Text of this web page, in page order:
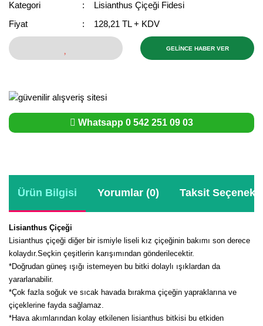
Kategori
Lisianthus Çiçeği Fidesi
Fiyat
128,21 TL + KDV
GELİNCE HABER VER
Whatsapp 0 542 251 09 03
Ürün Bilgisi Yorumlar (0) Taksit
Lisianthus Çiçeği
Lisianthus çiçeği diğer bir ismiyle liseli kız çiçeğinin bakımı son derece
kolaydır.Seçkin çeşitlerin karışımından gönderilecektir.
*Doğrudan güneş ışığı istemeyen bu bitki dolaylı ışıklardan da
yararlanabilir.
*Çok fazla soğuk ve sıcak havada bırakma çiçeğin yapraklarına ve
çiçeklerine fayda sağlamaz.
*Hava akımlarından kolay etkilenen lisianthus bitkisi bu etkiden
Bektaşi Üzümü Fidanı
Böğürtlen Fidanı
Ceviz Fidanı
Elma Fidanı
Fidan Anaçları ve Aşı Kalemleri
Fındık Fidanı
Frenk Üzümü Fidanı
Girebolu Fidanı
Goji Berry Fidanı
Hünnap Fidanı
Nostaljik Güller
Peyzaj Gülleri
Sarmaşık(Çardak) Gül Fidanları
Ters Lale Soğanı
Yılbaşı Gülü Çiçeği
Zambak Soğanı